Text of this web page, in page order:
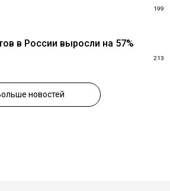
199
в России выросли на 57%
213
новостей